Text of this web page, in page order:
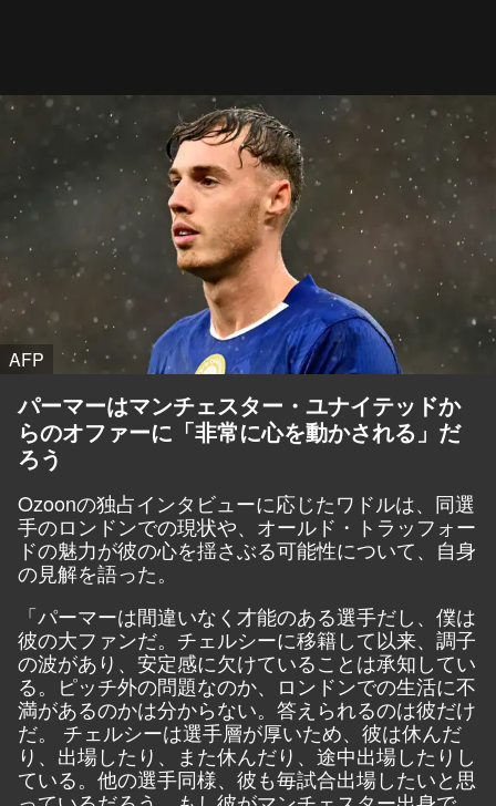
AFP
パーマーはマンチェスター・ユナイテッドか
らのオファーに「非常に心を動かされる」だ
ろう
Ozoonの独占インタビューに応じたワドルは、同選
手のロンドンでの現状や、オールド・トラッフォー
ドの魅力が彼の心を揺さぶる可能性について、自身
の見解を語った。
「パーマーは間違いなく才能のある選手だし、僕は
彼の大ファンだ。チェルシーに移籍して以来、調子
の波があり、安定感に欠けていることは承知してい
る。ピッチ外の問題なのか、ロンドンでの生活に不
満があるのかは分からない。答えられるのは彼だけ
だ。 チェルシーは選手層が厚いため、彼は休んだ
り、出場したり、また休んだり、途中出場したりし
ている。他の選手同様、彼も毎試合出場したいと思